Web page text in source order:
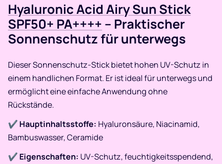
Hyaluronic Acid Airy Sun Stick
SPF50+ PA++++ – Praktischer
Sonnenschutz für unterwegs
Dieser Sonnenschutz-Stick bietet hohen UV-Schutz in
einem handlichen Format. Er ist ideal für unterwegs und
ermöglicht eine einfache Anwendung ohne
Rückstände.​
✔ Hauptinhaltsstoffe: Hyaluronsäure, Niacinamid,
Bambuswasser, Ceramide
✔ Eigenschaften: UV-Schutz, feuchtigkeitsspendend,